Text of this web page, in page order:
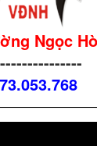
Ngọc